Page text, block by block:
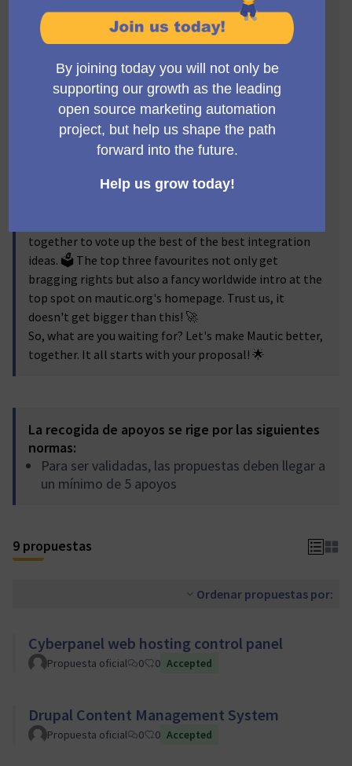
Mautic can be featured on the Mautic website! 💡And
not just that, it might even make it to the Mautic
member just needs to propose an integration that you
use or like, and let us do the rest. It's as simple as that!
But hang on, your integration needs to find fans within
our awesome community - a handful of at least five
directory. 👥 Plus, our Marketing Team has got to give a
together to vote up the best of the best integration
ideas. 🗳️ The top three favourites not only get
bragging rights but also a fancy worldwide intro at the
top spot on mautic.org's homepage. Trust us, it
doesn't get bigger than this! 🚀
So, what are you waiting for? Let's make Mautic better,
together. It all starts with your proposal! 🌟
La recogida de apoyos se rige por las siguientes
normas:
Para ser validadas, las propuestas deben llegar a
un mínimo de 5 apoyos
9 propuestas
Ordenar propuestas por:
Cyberpanel web hosting control panel
Propuesta oficial 0 0 Accepted
Drupal Content Management System
Propuesta oficial 0 0 Accepted